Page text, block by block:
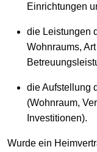
Einrichtungen
die Leistungen
Wohnraums,
die Aufstellung
(Wohnraum,
Investitionen).
Wurde ein